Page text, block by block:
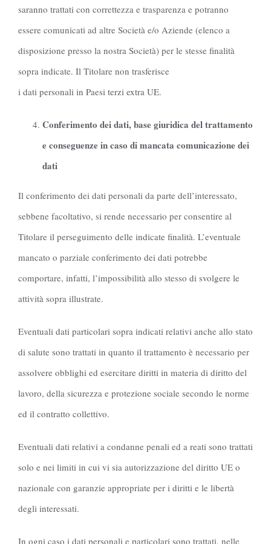
saranno trattati con correttezza e trasparenza e potranno
essere comunicati ad altre Società e/o Aziende (elenco a
disposizione presso la nostra Società) per le stesse finalità
sopra indicate. Il Titolare non trasferisce
i dati personali in Paesi terzi extra UE.
Conferimento dei dati, base giuridica del trattamento
e conseguenze in caso di mancata comunicazione dei
dati
Il conferimento dei dati personali da parte dell’interessato,
sebbene facoltativo, si rende necessario per consentire al
Titolare il perseguimento delle indicate finalità. L’eventuale
mancato o parziale conferimento dei dati potrebbe
comportare, infatti, l’impossibilità allo stesso di svolgere le
attività sopra illustrate.
Eventuali dati particolari sopra indicati relativi anche allo stato
di salute sono trattati in quanto il trattamento è necessario per
assolvere obblighi ed esercitare diritti in materia di diritto del
lavoro, della sicurezza e protezione sociale secondo le norme
ed il contratto collettivo.
Eventuali dati relativi a condanne penali ed a reati sono trattati
solo e nei limiti in cui vi sia autorizzazione del diritto UE o
nazionale con garanzie appropriate per i diritti e le libertà
degli interessati.
In ogni caso i dati personali e particolari sono trattati, nelle